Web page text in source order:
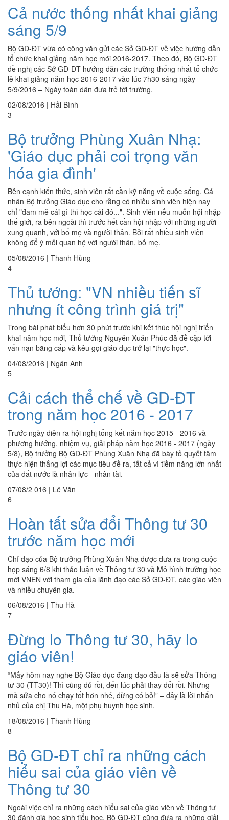
Cả nước thống nhất khai giảng
sáng 5/9
Bộ GD-ĐT vừa có công văn gửi các Sở GD-ĐT về việc hướng dẫn
tổ chức khai giảng năm học mới 2016-2017. Theo đó, Bộ GD-ĐT
đề nghị các Sở GD-ĐT hướng dẫn các trường thống nhất tổ chức
lễ khai giảng năm học 2016-2017 vào lúc 7h30 sáng ngày
5/9/2016 – Ngày toàn dân đưa trẻ tới trường.
02/08/2016 | Hải Bình
3
Bộ trưởng Phùng Xuân Nhạ:
'Giáo dục phải coi trọng văn
hóa gia đình'
Bên cạnh kiến thức, sinh viên rất cần kỹ năng về cuộc sống. Cá
nhân Bộ trưởng Giáo dục cho rằng có nhiều sinh viên hiện nay
chỉ "đam mê cái gì thì học cái đó...". Sinh viên nếu muốn hội nhập
thế giới, ra bên ngoài thì trước hết cần hội nhập với những người
xung quanh, với bố mẹ và người thân. Bởi rất nhiều sinh viên
không để ý mối quan hệ với người thân, bố mẹ.
05/08/2016 | Thanh Hùng
4
Thủ tướng: "VN nhiều tiến sĩ
nhưng ít công trình giá trị"
Trong bài phát biểu hơn 30 phút trước khi kết thúc hội nghị triển
khai năm học mới, Thủ tướng Nguyên Xuân Phúc đã đề cập tới
vấn nạn bằng cấp và kêu gọi giáo dục trở lại "thực học".
04/08/2016 | Ngân Anh
5
Cải cách thể chế về GD-ĐT
trong năm học 2016 - 2017
Trước ngày diễn ra hội nghị tổng kết năm học 2015 - 2016 và
phương hướng, nhiệm vụ, giải pháp năm học 2016 - 2017 (ngày
5/8), Bộ trưởng Bộ GD-ĐT Phùng Xuân Nhạ đã bày tỏ quyết tâm
thực hiện thắng lợi các mục tiêu đề ra, tất cả vì tiềm năng lớn nhất
của đất nước là nhân lực - nhân tài.
07/08/2 016 | Lê Văn
6
Hoàn tất sửa đổi Thông tư 30
trước năm học mới
Chỉ đạo của Bộ trưởng Phùng Xuân Nhạ được đưa ra trong cuộc
họp sáng 6/8 khi thảo luận về Thông tư 30 và Mô hình trường học
mới VNEN với tham gia của lãnh đạo các Sở GD-ĐT, các giáo viên
và nhiều chuyên gia.
06/08/2016 | Thu Hà
7
Đừng lo Thông tư 30, hãy lo
giáo viên!
“Mấy hôm nay nghe Bộ Giáo dục đang dạo đầu là sẽ sửa Thông
tư 30 (TT30)! Thì cũng đủ rồi, đến lúc phải thay đổi rồi. Nhưng
mà sửa cho nó chạy tốt hơn nhé, đừng có bỏ!” – đây là lời nhắn
nhủ của chị Thu Hà, một phụ huynh học sinh.
18/08/2016 | Thanh Hùng
8
Bộ GD-ĐT chỉ ra những cách
hiểu sai của giáo viên về
Thông tư 30
Ngoài việc chỉ ra những cách hiểu sai của giáo viên về Thông tư
30 đánh giá học sinh tiểu học, Bộ GD-ĐT cũng đưa ra những giải